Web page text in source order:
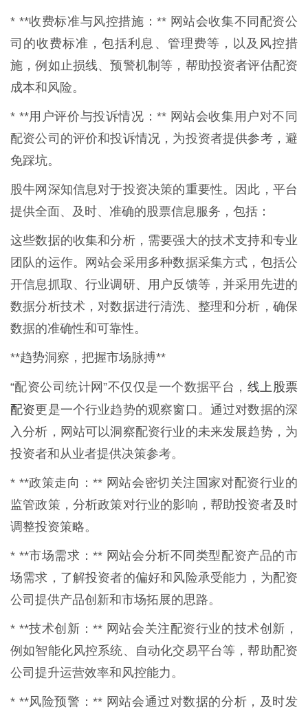
* **收费标准与风控措施：** 网站会收集不同配资公
司的收费标准，包括利息、管理费等，以及风控措
施，例如止损线、预警机制等，帮助投资者评估配资
成本和风险。
* **用户评价与投诉情况：** 网站会收集用户对不同
配资公司的评价和投诉情况，为投资者提供参考，避
免踩坑。
股牛网深知信息对于投资决策的重要性。因此，平台
提供全面、及时、准确的股票信息服务，包括：
这些数据的收集和分析，需要强大的技术支持和专业
团队的运作。网站会采用多种数据采集方式，包括公
开信息抓取、行业调研、用户反馈等，并采用先进的
数据分析技术，对数据进行清洗、整理和分析，确保
数据的准确性和可靠性。
**趋势洞察，把握市场脉搏**
“配资公司统计网”不仅仅是一个数据平台， 线上股票
配资更是一个行业趋势的观察窗口。通过对数据的深
入分析，网站可以洞察配资行业的未来发展趋势，为
投资者和从业者提供决策参考。
* **政策走向：** 网站会密切关注国家对配资行业的
监管政策，分析政策对行业的影响，帮助投资者及时
调整投资策略。
* **市场需求：** 网站会分析不同类型配资产品的市
场需求，了解投资者的偏好和风险承受能力，为配资
公司提供产品创新和市场拓展的思路。
* **技术创新：** 网站会关注配资行业的技术创新，
例如智能化风控系统、自动化交易平台等，帮助配资
公司提升运营效率和风控能力。
* **风险预警：** 网站会通过对数据的分析，及时发